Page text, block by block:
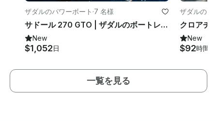
ザダルのパワーボート ·7 名様
サドール 270 GTO | ザダルのボートレンタル
New
$1,052日
ザダルのイ
New
$92時間
一覧を見る